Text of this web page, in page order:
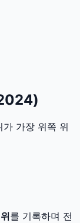
가장 위쪽 위
위를 기록하며 전